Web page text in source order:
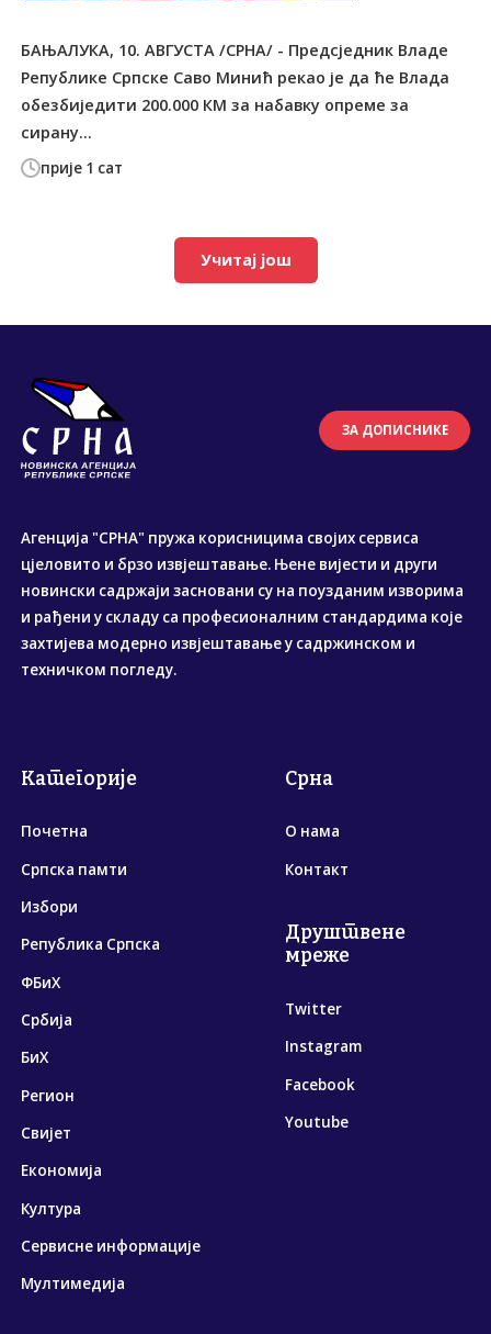
прије 1 сат
БАЊАЛУКА, 10. АВГУСТА /СРНА/ - Предсједник Владе
Републике Српске Саво Минић рекао је да ће Влада
обезбиједити 200.000 КМ за набавку опреме за
сирану...
Учитај још
ЗА ДОПИСНИКЕ
Агенција "СРНА" пружа корисницима својих сервиса
цјеловито и брзо извјештавање. Њене вијести и други
новински садржаји засновани су на поузданим изворима
и рађени у складу са професионалним стандардима које
захтијева модерно извјештавање у садржинском и
техничком погледу.
Категорије
Почетна
Српска памти
Избори
Република Српска
ФБиХ
Србија
БиХ
Регион
Свијет
Економија
Култура
Сервисне информације
Мултимедија
Срна
О нама
Контакт
Друштвене
мреже
Twitter
Instagram
Facebook
Youtube